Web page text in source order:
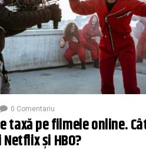
0 Comentariu
taxă pe filmele online.
și HBO?